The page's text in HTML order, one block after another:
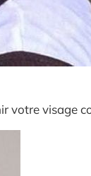
votre visage